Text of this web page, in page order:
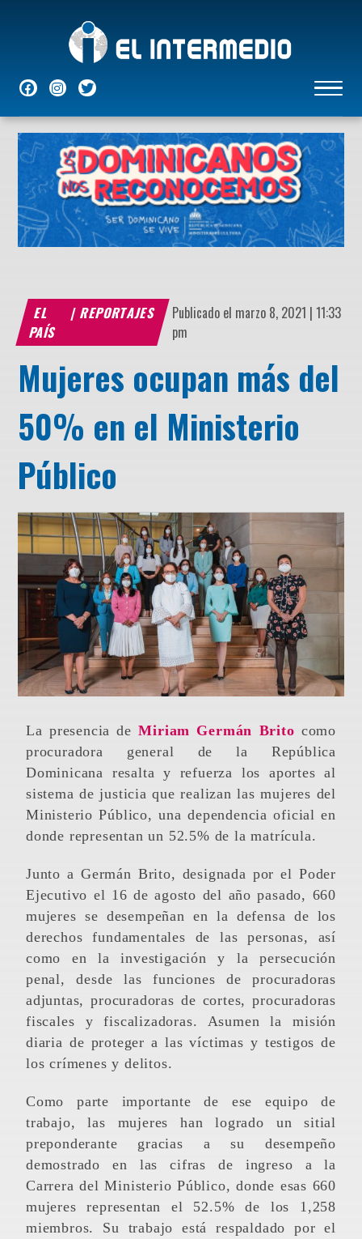
NACIONALES INTERNACIONALESECONÓMICASDEPORTES ENTRETENIMIENTO
EL
PAÍS
| REPORTAJES
Publicado el marzo 8, 2021 | 11:33
pm
Mujeres ocupan más del
50% en el Ministerio
Público
La presencia deMiriam Germán Brito como
procuradora general de la República
Dominicana resalta y refuerza los aportes al
sistema de justicia que realizan las mujeres del
Ministerio Público, una dependencia oficial en
donde representan un 52.5% de la matrícula.
Junto a Germán Brito, designada por el Poder
Ejecutivo el 16 de agosto del año pasado, 660
mujeres se desempeñan en la defensa de los
derechos fundamentales de las personas, así
como en la investigación y la persecución
penal, desde las funciones de procuradoras
adjuntas, procuradoras de cortes, procuradoras
fiscales y fiscalizadoras. Asumen la misión
diaria de proteger a las víctimas y testigos de
los crímenes y delitos.
Como parte importante de ese equipo de
trabajo, las mujeres han logrado un sitial
preponderante gracias a su desempeño
demostrado en las cifras de ingreso a la
Carrera del Ministerio Público, donde esas 660
mujeres representan el 52.5% de los 1,258
miembros. Su trabajo está respaldado por el